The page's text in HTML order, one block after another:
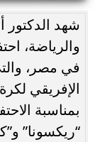
شهد
والرياضة،
في مصر،
الإفريقي
بمناسبة
“ريكسونا”